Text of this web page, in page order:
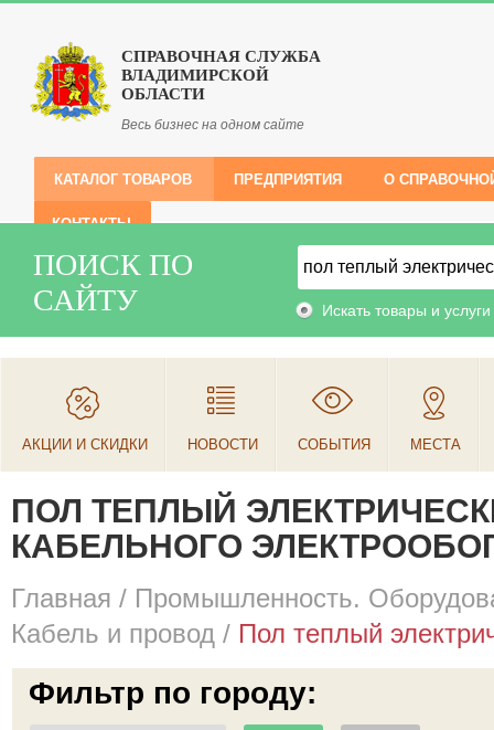
СПРАВОЧНАЯ СЛУЖБА
ВЛАДИМИРСКОЙ
ОБЛАСТИ
Весь бизнес на одном сайте
КАТАЛОГ ТОВАРОВ ПРЕДПРИЯТИЯ О
КОНТАКТЫ
ПОИСК ПО
САЙТУ
Искать товары и услуги
АКЦИИ И СКИДКИ НОВОСТИ СОБЫТИЯ МЕСТА
ПОЛ ТЕПЛЫЙ
КАБЕЛЬНОГО
Главная / Промышленность.
Кабель и провод / Пол теплый
Фильтр по городу: